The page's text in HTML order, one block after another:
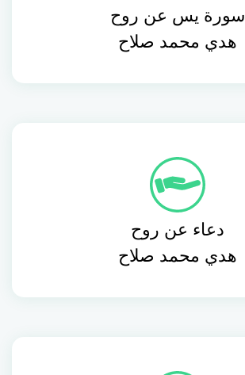
سورة يس عن روح
هدي محمد صلاح
دعاء عن روح
هدي محمد صلاح